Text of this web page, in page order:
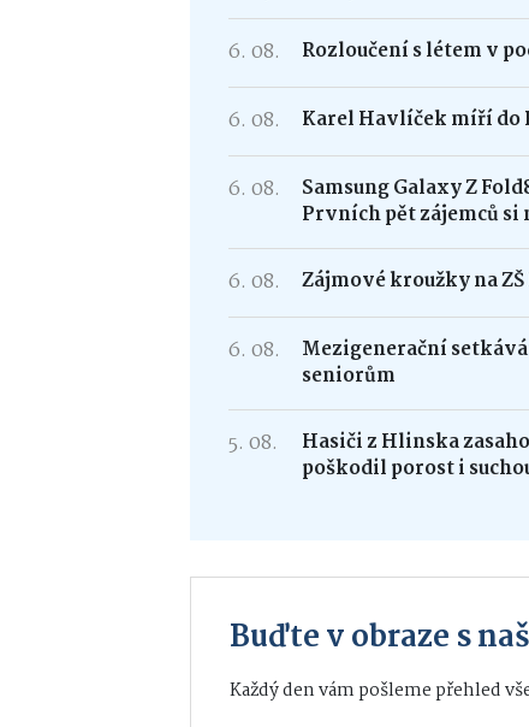
6. 08. Rozloučení s létem v
6. 08. Karel Havlíček míří do
6. 08.
Samsung Galaxy Z
Prvních pět zájemců
6. 08. Zájmové kroužky na
6. 08.
Mezigenerační
seniorům
5. 08.
Hasiči z Hlinska
poškodil porost i
Buďte v obraze s
Každý den vám pošleme přehled